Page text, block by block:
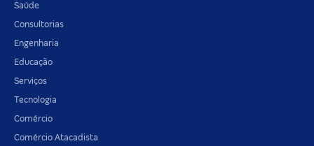
Saúde
Consultorias
Engenharia
Educação
Serviços
Tecnologia
Comércio
Comércio Atacadista